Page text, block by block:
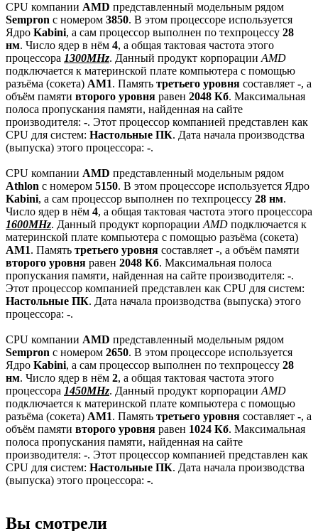
CPU компании AMD представленный модельным рядом
Sempron с номером 3850. В этом процессоре используется
Ядро Kabini, а сам процессор выполнен по техпроцессу 28
нм. Число ядер в нём 4, а общая тактовая частота этого
процессора 1300MHz. Данный продукт корпорацииAMD
подключается к материнской плате компьютера с помощью
разъёма (сокета) AM1. Память третьего уровня составляет -, а
объём памяти второго уровня равен 2048 Кб. Максимальная
полоса пропускания памяти, найденная на сайте
производителя: -. Этот процессор компанией представлен как
CPU для систем: Настольные ПК. Дата начала производства
(выпуска) этого процессора: -.
CPU компании AMD представленный модельным рядом
Athlon с номером 5150. В этом процессоре используется Ядро
Kabini, а сам процессор выполнен по техпроцессу 28 нм.
Число ядер в нём 4, а общая тактовая частота этого процессора
1600MHz. Данный продукт корпорацииAMD подключается к
материнской плате компьютера с помощью разъёма (сокета)
AM1. Память третьего уровня составляет -, а объём памяти
второго уровня равен 2048 Кб. Максимальная полоса
пропускания памяти, найденная на сайте производителя: -.
Этот процессор компанией представлен как CPU для систем:
Настольные ПК. Дата начала производства (выпуска) этого
процессора: -.
CPU компании AMD представленный модельным рядом
Sempron с номером 2650. В этом процессоре используется
Ядро Kabini, а сам процессор выполнен по техпроцессу 28
нм. Число ядер в нём 2, а общая тактовая частота этого
процессора 1450MHz. Данный продукт корпорацииAMD
подключается к материнской плате компьютера с помощью
разъёма (сокета) AM1. Память третьего уровня составляет -, а
объём памяти второго уровня равен 1024 Кб. Максимальная
полоса пропускания памяти, найденная на сайте
производителя: -. Этот процессор компанией представлен как
CPU для систем: Настольные ПК. Дата начала производства
(выпуска) этого процессора: -.
Вы смотрели